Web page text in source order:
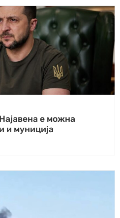
е можна
и муниција